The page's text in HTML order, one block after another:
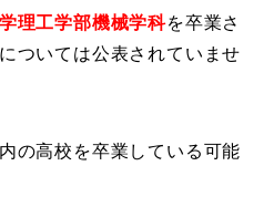
理工学部機械学科を卒業さ
ついては公表されていませ
の高校を卒業している可能